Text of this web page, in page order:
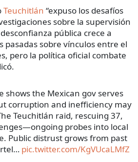
Teuchitlán “expuso los desafíos
sobre la supervisión
pública crece a
pasadas sobre vínculos entre el
pero la política oficial combate
shows the Mexican gov serves
corruption and inefficiency may
Teuchitlán raid, rescuing 37,
probes into local
Public distrust grows from past
pic.twitter.com/KgVUcaLMfZ